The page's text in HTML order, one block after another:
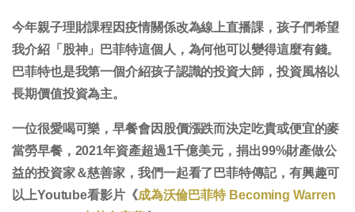
今年親子理財課程因疫情關係改為線上直播課，孩子們希望
我介紹「股神」巴菲特這個人，為何他可以變得這麼有錢。
巴菲特也是我第一個介紹孩子認識的投資大師，投資風格以
長期價值投資為主。
一位很愛喝可樂，早餐會因股價漲跌而決定吃貴或便宜的麥
當勞早餐，2021年資產超過1千億美元，捐出99%財產做公
益的投資家＆慈善家，我們一起看了巴菲特傳記，有興趣可
以上Youtube看影片《成為沃倫巴菲特 Becoming Warren